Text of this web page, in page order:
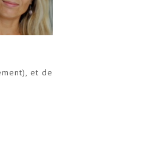
et de